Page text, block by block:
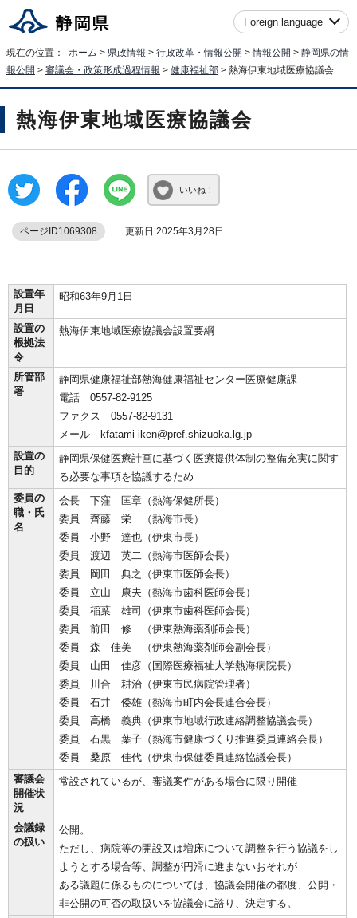
Foreign language
現在の位置： ホーム > 県政情報 > 行政改革・情報公開 >情報公開 > 静岡県の情
報公開 > 審議会・政策形成過程情報 > 健康福祉部 > 熱海伊東地域医療協議会
熱海伊東地域医療協議会
いいね！
ページID1069308 更新日 2025年3月28日
設置年
月日
昭和63年9月1日
設置の
根拠法
令
熱海伊東地域医療協議会設置要綱
所管部
署
静岡県健康福祉部熱海健康福祉センター医療健康課
電話 0557-82-9125
ファクス 0557-82-9131
メール kfatami-iken@pref.shizuoka.lg.jp
設置の
目的
静岡県保健医療計画に基づく医療提供体制の整備充実に関す
る必要な事項を協議するため
委員の
職・氏
名
会長 下窪 匡章（熱海保健所長）
委員 齊藤 栄 （熱海市長）
委員 小野 達也（伊東市長）
委員 渡辺 英二（熱海市医師会長）
委員 岡田 典之（伊東市医師会長）
委員 立山 康夫（熱海市歯科医師会長）
委員 稲葉 雄司（伊東市歯科医師会長）
委員 前田 修 （伊東熱海薬剤師会長）
委員 森 佳美 （伊東熱海薬剤師会副会長）
委員 山田 佳彦（国際医療福祉大学熱海病院長）
委員 川合 耕治（伊東市民病院管理者）
委員 石井 倭雄（熱海市町内会長連合会長）
委員 高橋 義典（伊東市地域行政連絡調整協議会長）
委員 石黒 葉子（熱海市健康づくり推進委員連絡会長）
委員 桑原 佳代（伊東市保健委員連絡協議会長）
審議会
開催状
況
常設されているが、審議案件がある場合に限り開催
会議録
の扱い
公開。
ただし、病院等の開設又は増床について調整を行う協議をし
ようとする場合等、調整が円滑に進まないおそれが
ある議題に係るものについては、協議会開催の都度、公開・
非公開の可否の取扱いを協議会に諮り、決定する。